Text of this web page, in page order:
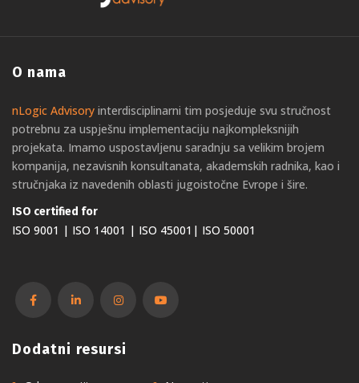
O nama
nLogic Advisory interdisciplinarni tim posjeduje svu stručnost
potrebnu za uspješnu implementaciju najkompleksnijih
projekata. Imamo uspostavljenu saradnju sa velikim brojem
kompanija, nezavisnih konsultanata, akademskih radnika, kao i
stručnjaka iz navedenih oblasti jugoistočne Evrope i šire.
ISO certified for
ISO 9001 | ISO 14001 | ISO 45001| ISO 50001
Dodatni resursi